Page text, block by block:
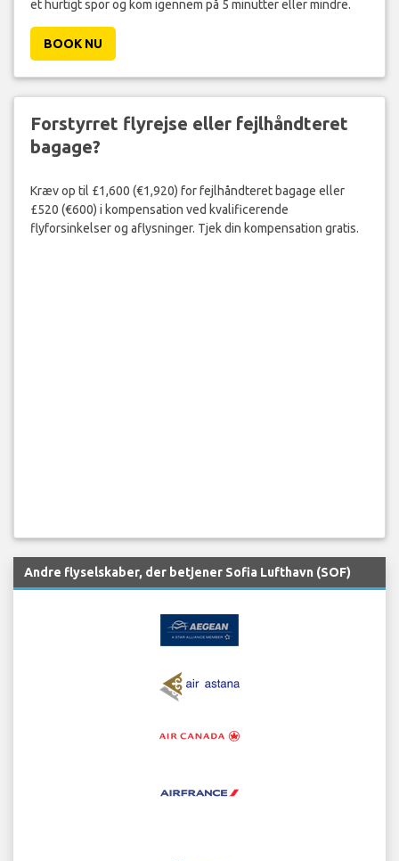
et hurtigt spor og kom igennem på 5 minutter eller mindre.
BOOK NU
Forstyrret flyrejse eller fejlhåndteret
bagage?
Kræv op til £1,600 (€1,920) for fejlhåndteret bagage eller
£520 (€600) i kompensation ved kvalificerende
flyforsinkelser og aflysninger. Tjek din kompensation gratis.
Andre flyselskaber, der betjener Sofia Lufthavn (SOF)